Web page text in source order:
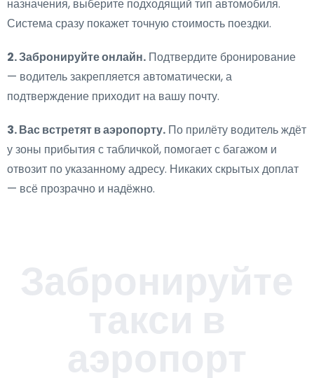
назначения, выберите подходящий тип автомобиля.
Система сразу покажет точную стоимость поездки.
2. Забронируйте онлайн. Подтвердите бронирование
— водитель закрепляется автоматически, а
подтверждение приходит на вашу почту.
3. Вас встретят в аэропорту. По прилёту водитель ждёт
у зоны прибытия с табличкой, помогает с багажом и
отвозит по указанному адресу. Никаких скрытых доплат
— всё прозрачно и надёжно.